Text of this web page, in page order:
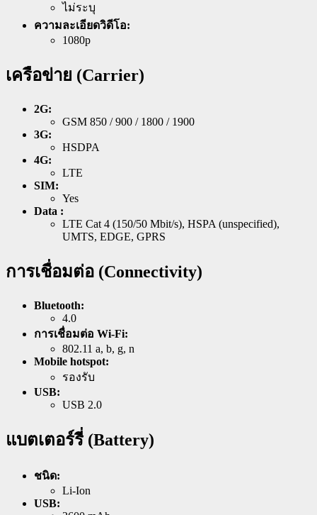
ไม่ระบุ
ความละเอียดวิดีโอ:
1080p
เครือข่าย (Carrier)
2G:
GSM 850 / 900 / 1800 / 1900
3G:
HSDPA
4G:
LTE
SIM:
Yes
Data :
LTE Cat 4 (150/50 Mbit/s), HSPA (unspecified),
UMTS, EDGE, GPRS
การเชื่อมต่อ (Connectivity)
Bluetooth:
4.0
การเชื่อมต่อ Wi-Fi:
802.11 a, b, g, n
Mobile hotspot:
รองรับ
USB:
USB 2.0
แบตเตอร์รี่ (Battery)
ชนิด:
Li-Ion
USB: